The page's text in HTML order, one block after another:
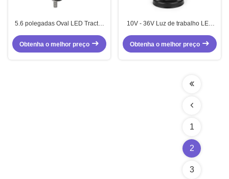
5.6 polegadas Oval LED Tractor
personalizado
Obtenha o melhor preço
10V - 36V Luz de trabalho LED
com câmera HD
Obtenha o melhor preço
1
2
3